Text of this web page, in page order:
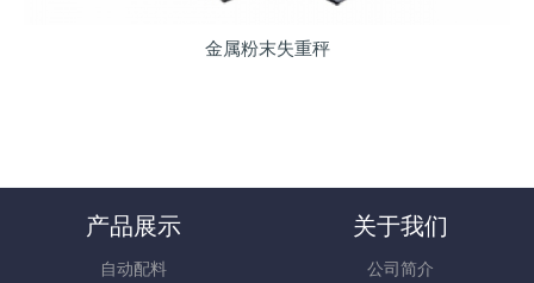
金属粉末失重秤
产品展示
自动配料
关于我们
公司简介